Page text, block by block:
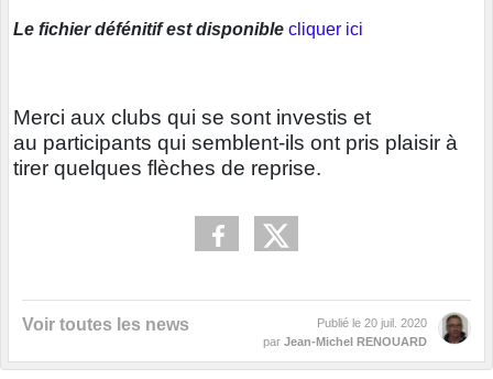
Le fichier défénitif est disponible cliquer ici
Merci aux clubs qui se sont investis et
au participants qui semblent-ils ont pris plaisir à
tirer quelques flèches de reprise.
Voir toutes les news Publié le 20 juil. 2020
par Jean-Michel RENOUARD